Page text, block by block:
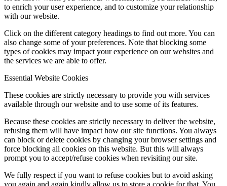
to enrich your user experience, and to customize your relationship
with our website.
Click on the different category headings to find out more. You can
also change some of your preferences. Note that blocking some
types of cookies may impact your experience on our websites and
the services we are able to offer.
Essential Website Cookies
These cookies are strictly necessary to provide you with services
available through our website and to use some of its features.
Because these cookies are strictly necessary to deliver the website,
refusing them will have impact how our site functions. You always
can block or delete cookies by changing your browser settings and
force blocking all cookies on this website. But this will always
prompt you to accept/refuse cookies when revisiting our site.
We fully respect if you want to refuse cookies but to avoid asking
you again and again kindly allow us to store a cookie for that. You